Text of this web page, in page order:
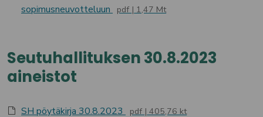
sopimusneuvotteluun
pdf 1,47 Mt
Seutuhallituksen 30.8.2023
aineistot
SH pöytäkirja 30.8.2023 pdf 405,76 kt